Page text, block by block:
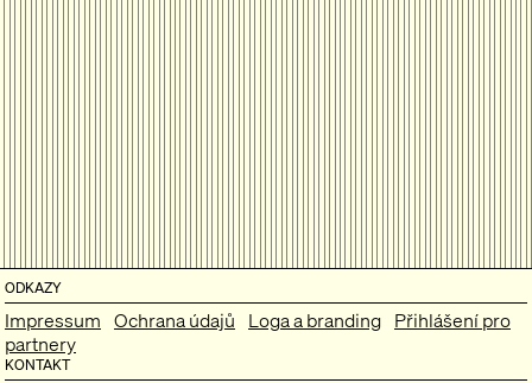
ODKAZY
Impressum Ochrana údajů Loga a branding Přihlášení pro
partnery
KONTAKT